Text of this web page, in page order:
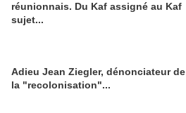
réunionnais. Du Kaf assigné au Kaf
sujet...
Adieu Jean Ziegler, dénonciateur de
la "recolonisation"...